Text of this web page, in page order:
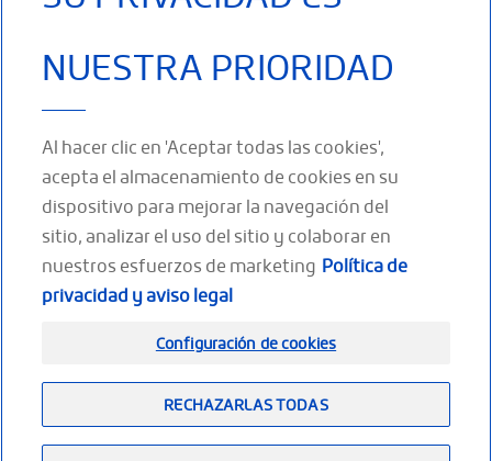
OSTEOARTHRITIS: RESULTS OF A NATIONWIDE
SURVEY OF 10.000 PATIENTS CONSULTING
FOR OA. JOINT BONE SPINE 72 (2005) 235-240.
ZHANG Y, JORDAN JM. EPIDEMIOLOGY OF
OSTEOARTHRITIS. CLIN GERIATR MED. 2010 ;
26:355-69.
SÍGUENOS
Contáctenos Menciones legales Plano del sitio
NUESTRA PRIORIDAD
Al hacer clic en 'Aceptar todas las cookies',
acepta el almacenamiento de cookies en su
dispositivo para mejorar la navegación del
sitio, analizar el uso del sitio y colaborar en
nuestros esfuerzos de marketing Política de
privacidad y aviso legal
Configuración de cookies
RECHAZARLAS TODAS